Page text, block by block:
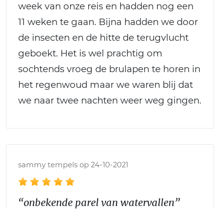
week van onze reis en hadden nog een
11 weken te gaan. Bijna hadden we door
de insecten en de hitte de terugvlucht
geboekt. Het is wel prachtig om
sochtends vroeg de brulapen te horen in
het regenwoud maar we waren blij dat
we naar twee nachten weer weg gingen.
sammy tempels op 24-10-2021
“onbekende parel van watervallen”